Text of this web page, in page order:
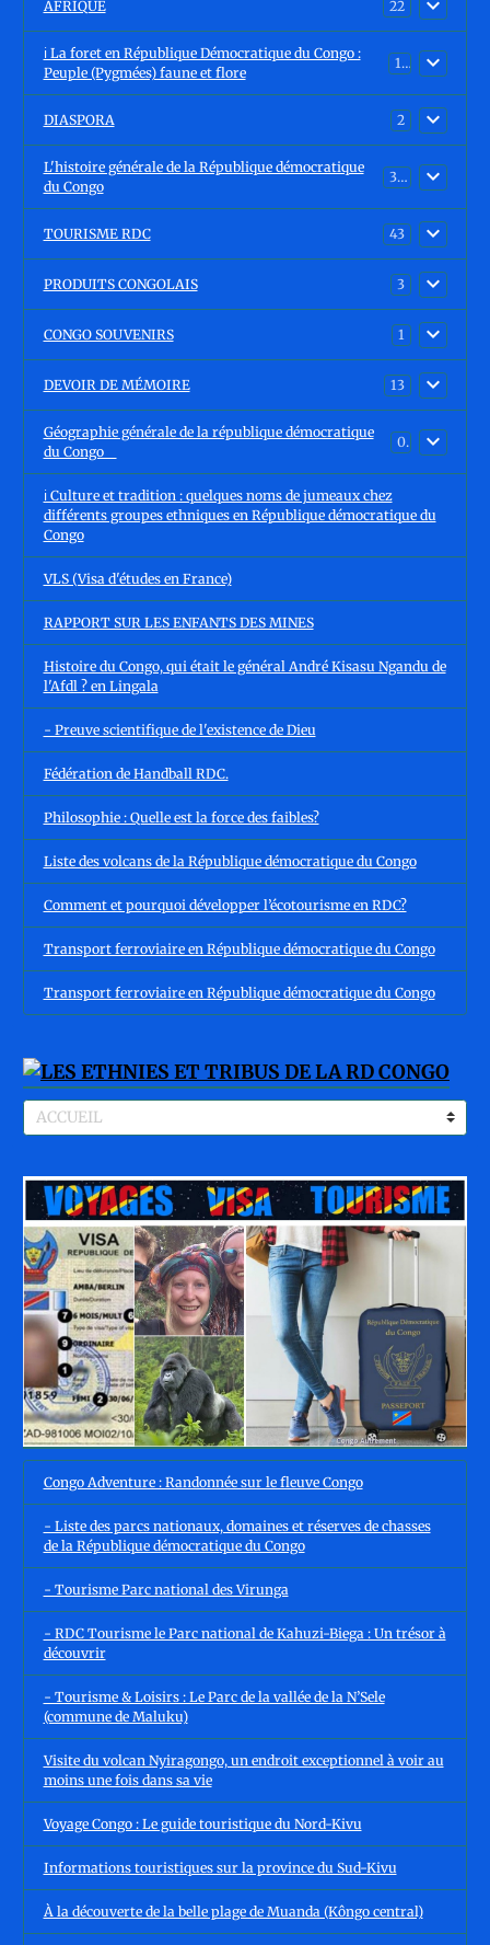
AFRIQUE 22
ℹ️ La foret en République Démocratique du Congo :
Peuple (Pygmées) faune et flore
15
DIASPORA 2
L'histoire générale de la République démocratique
du Congo
30
TOURISME RDC 43
PRODUITS CONGOLAIS 3
CONGO SOUVENIRS 1
DEVOIR DE MÉMOIRE 13
Géographie générale de la république démocratique
du Congo
0
ℹ️ Culture et tradition : quelques noms de jumeaux chez
différents groupes ethniques en République démocratique du
Congo
VLS (Visa d'études en France)
RAPPORT SUR LES ENFANTS DES MINES
Histoire du Congo, qui était le général André Kisasu Ngandu de
l'Afdl ? en Lingala
- Preuve scientifique de l'existence de Dieu
Fédération de Handball RDC.
Philosophie : Quelle est la force des faibles?
Liste des volcans de la République démocratique du Congo
Comment et pourquoi développer l’écotourisme en RDC?
Transport ferroviaire en République démocratique du Congo
Transport ferroviaire en République démocratique du Congo
Congo Adventure : Randonnée sur le fleuve Congo
- Liste des parcs nationaux, domaines et réserves de chasses
de la République démocratique du Congo
- Tourisme Parc national des Virunga
- RDC Tourisme le Parc national de Kahuzi-Biega : Un trésor à
découvrir
- Tourisme & Loisirs : Le Parc de la vallée de la N’Sele
(commune de Maluku)
Visite du volcan Nyiragongo, un endroit exceptionnel à voir au
moins une fois dans sa vie
Voyage Congo : Le guide touristique du Nord-Kivu
Informations touristiques sur la province du Sud-Kivu
À la découverte de la belle plage de Muanda (Kôngo central)